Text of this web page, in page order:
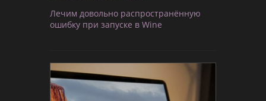
Лечим довольно распространённую
ошибку при запуске в Wine